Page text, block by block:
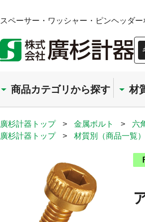
スペーサー・ワッシャー・ピンヘッダ
商品カテゴリから探す 材
廣杉計器トップ > 金属ボルト > 六
廣杉計器トップ
> 材質別（商品一覧）